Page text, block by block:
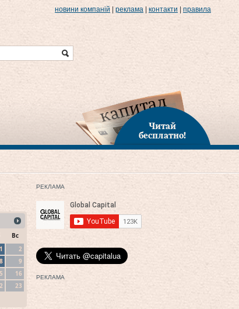
новини компаній реклама контакти правила
Читай
бесплатно!
Вс
1
2
8
9
16
23
РЕКЛАМА
РЕКЛАМА